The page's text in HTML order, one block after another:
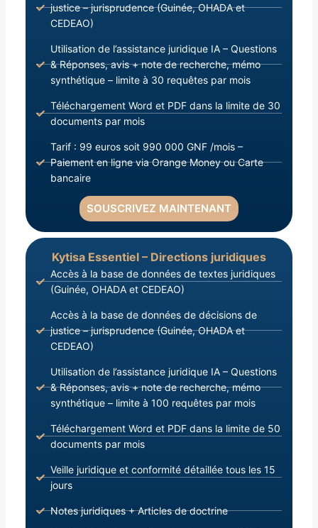
justice – jurisprudence (Guinée, OHADA et
CEDEAO)
Utilisation de l’assistance juridique IA – Questions
& Réponses, avis + note de recherche, mémo
synthétique – limite à 30 requêtes par mois
Téléchargement Word et PDF dans la limite de 30
documents par mois
Tarif : 99 euros soit 990 000 GNF /mois –
Paiement en ligne via Orange Money ou Carte
bancaire
SOUSCRIVEZ MAINTENANT
Kytisa Essentiel – Directions juridiques
Accès à la base de données de textes juridiques
(Guinée, OHADA et CEDEAO)
Accès à la base de données de décisions de
justice – jurisprudence (Guinée, OHADA et
CEDEAO)
Utilisation de l’assistance juridique IA – Questions
& Réponses, avis + note de recherche, mémo
synthétique – limite à 100 requêtes par mois
Téléchargement Word et PDF dans la limite de 50
documents par mois
Veille juridique et conformité détaillée tous les 15
jours
Notes juridiques + Articles de doctrine